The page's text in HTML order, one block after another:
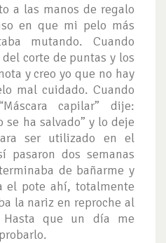
a las manos de regalo
en que mi pelo más
mutando. Cuando
corte de puntas y los
y creo yo que no hay
mal cuidado. Cuando
capilar” dije:
ha salvado” y lo deje
ser utilizado en el
pasaron dos semanas
de bañarme y
el pote ahí, totalmente
la nariz en reproche al
que un día me